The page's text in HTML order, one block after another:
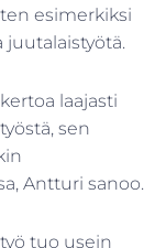
esimerkiksi
juutalaistyötä.
laajasti
sen
Antturi sanoo.
tuo usein